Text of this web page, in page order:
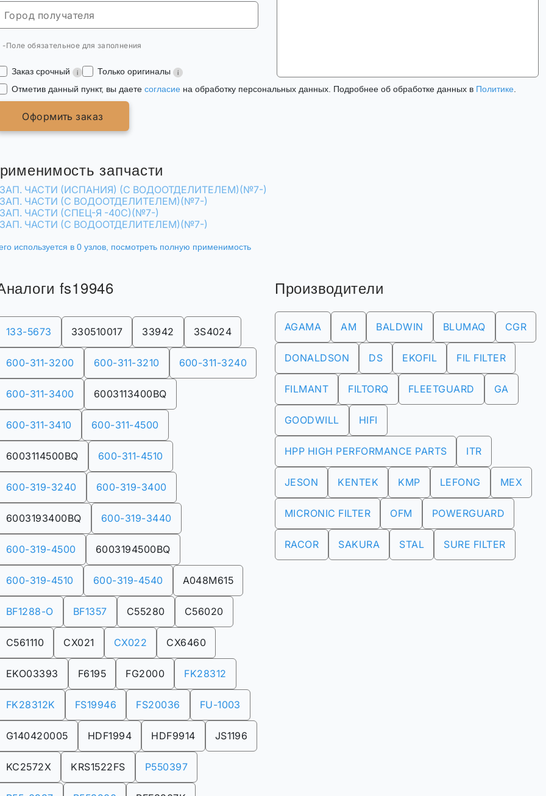
-Поле обязательное для заполнения
Заказ срочный
Только оригиналы
Отметив данный пункт, вы даете согласие на обработку персональных данных. Подробнее об обработке данных в Политике.
Оформить заказ
запчасти
ЗАП. ЧАСТИ (ИСПАНИЯ) (С ВОДООТДЕЛИТЕЛЕМ)(№7-)
ЗАП. ЧАСТИ (С ВОДООТДЕЛИТЕЛЕМ)(№7-)
ЗАП. ЧАСТИ (СПЕЦ-Я -40С)(№7-)
ЗАП. ЧАСТИ (С ВОДООТДЕЛИТЕЛЕМ)(№7-)
используется в 0 узлов, посмотреть полную применимость
fs19946
133-5673 330510017 33942 3S4024
600-311-3200 600-311-3210 600-311-3240
600-311-3400 6003113400BQ
600-311-3410 600-311-4500
6003114500BQ 600-311-4510
600-319-3240 600-319-3400
6003193400BQ 600-319-3440
600-319-4500 6003194500BQ
600-319-4510 600-319-4540 A048M615
BF1288-O BF1357 C55280 C56020
C561110 CX021 CX022 CX6460
EKO03393 F6195 FG2000 FK28312
FK28312K FS19946 FS20036 FU-1003
G140420005 HDF1994 HDF9914 JS1196
KC2572X KRS1522FS P550397
Производители
AGAMA AM BALDWIN BLUMAQ CGR
DONALDSON DS EKOFIL FIL FILTER
FILMANT FILTORQ FLEETGUARD GA
GOODWILL HIFI
HPP HIGH PERFORMANCE PARTS ITR
JESON KENTEK KMP LEFONG MEX
MICRONIC FILTER OFM POWERGUARD
RACOR SAKURA STAL SURE FILTER